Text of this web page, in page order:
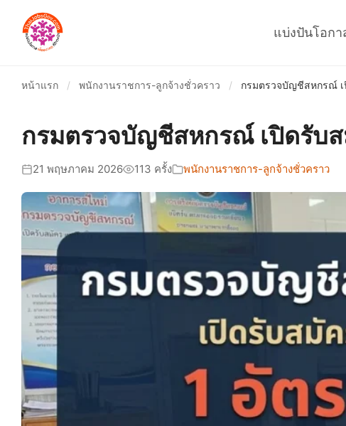
แบ่งปันโอก
หน้าแรก / พนักงานราชการ-ลูกจ้างชั่วคราว / กรมตรวจบัญชีสหกรณ์ เ
กรมตรวจบัญชีสหกรณ์ เปิดรับส
21 พฤษภาคม 2026 113 ครั้ง พนักงานราชการ-ลูกจ้างชั่วคราว